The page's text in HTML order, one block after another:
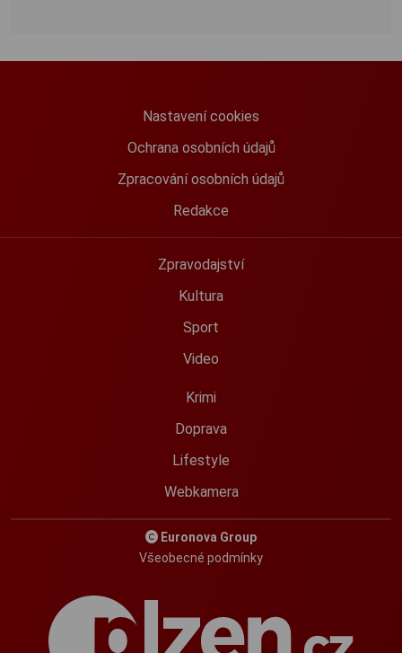
Nastavení cookies
Ochrana osobních údajů
Zpracování osobních údajů
Redakce
Zpravodajství
Kultura
Sport
Video
Krimi
Doprava
Lifestyle
Webkamera
Euronova Group
Všeobecné podmínky